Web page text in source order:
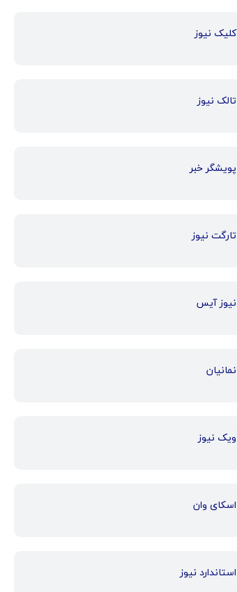
کلیک نیوز
تالک نیوز
پویشگر خبر
تارگت نیوز
نیوز آیس
نمانیان
ویک نیوز
اسکای وان
استاندارد نیوز